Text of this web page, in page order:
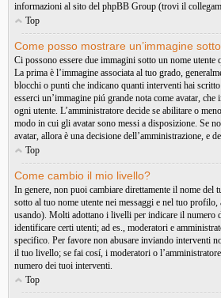
informazioni al sito del phpBB Group (trovi il
Top
Come posso mostrare un’immagine
Ci possono essere due immagini sotto un nome utente
La prima è l’immagine associata al tuo grado,
blocchi o punti che indicano quanti interventi hai
esserci un’immagine piú grande nota come avatar, che
ogni utente. L’amministratore decide se abilitare o
modo in cui gli avatar sono messi a disposizione. Se
avatar, allora è una decisione dell’amministrazione, e
Top
Come cambio il mio livello?
In genere, non puoi cambiare direttamente il nome
sotto al tuo nome utente nei messaggi e nel tuo profilo,
usando). Molti adottano i livelli per indicare il numero
identificare certi utenti; ad es., moderatori e
specifico. Per favore non abusare inviando interventi
il tuo livello; se fai cosí, i moderatori o
numero dei tuoi interventi.
Top